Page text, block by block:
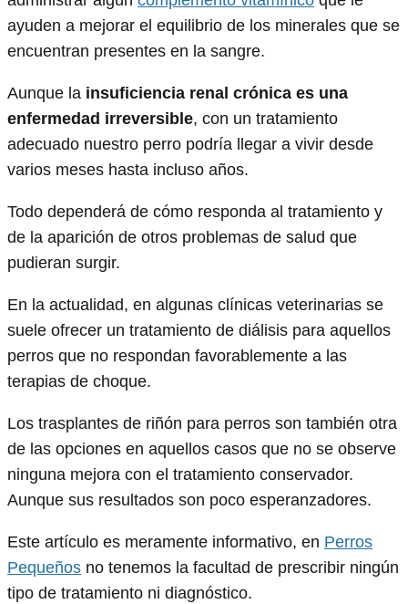
ayuden a mejorar el equilibrio de los minerales que se
encuentran presentes en la sangre.
Aunque la insuficiencia renal crónica es una
enfermedad irreversible, con un tratamiento
adecuado nuestro perro podría llegar a vivir desde
varios meses hasta incluso años.
Todo dependerá de cómo responda al tratamiento y
de la aparición de otros problemas de salud que
pudieran surgir.
En la actualidad, en algunas clínicas veterinarias se
suele ofrecer un tratamiento de diálisis para aquellos
perros que no respondan favorablemente a las
terapias de choque.
Los trasplantes de riñón para perros son también otra
de las opciones en aquellos casos que no se observe
ninguna mejora con el tratamiento conservador.
Aunque sus resultados son poco esperanzadores.
Este artículo es meramente informativo, en Perros
Pequeños no tenemos la facultad de prescribir ningún
tipo de tratamiento ni diagnóstico.